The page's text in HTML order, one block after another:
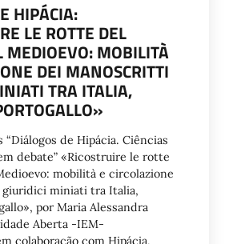
HIPÁCIA:
LE ROTTE DEL
MEDIOEVO: MOBILITÀ
DEI MANOSCRITTI
TRA ITALIA,
“Diálogos de Hipácia. Ciências
debate” «Ricostruire le rotte
mobilità e circolazione
miniati tra Italia,
por Maria Alessandra
Aberta -IEM-